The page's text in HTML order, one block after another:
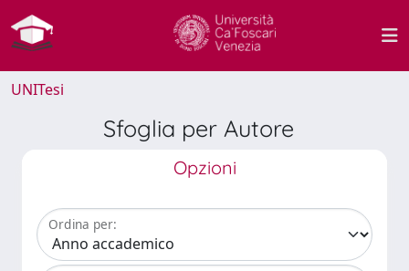
UNITesi
Sfoglia per Autore
Opzioni
Ordina per: